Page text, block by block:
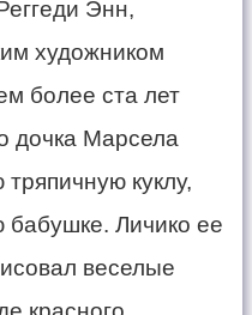
Энн,
художником
более ста лет
дочка Марсела
куклу,
Личико ее
веселые